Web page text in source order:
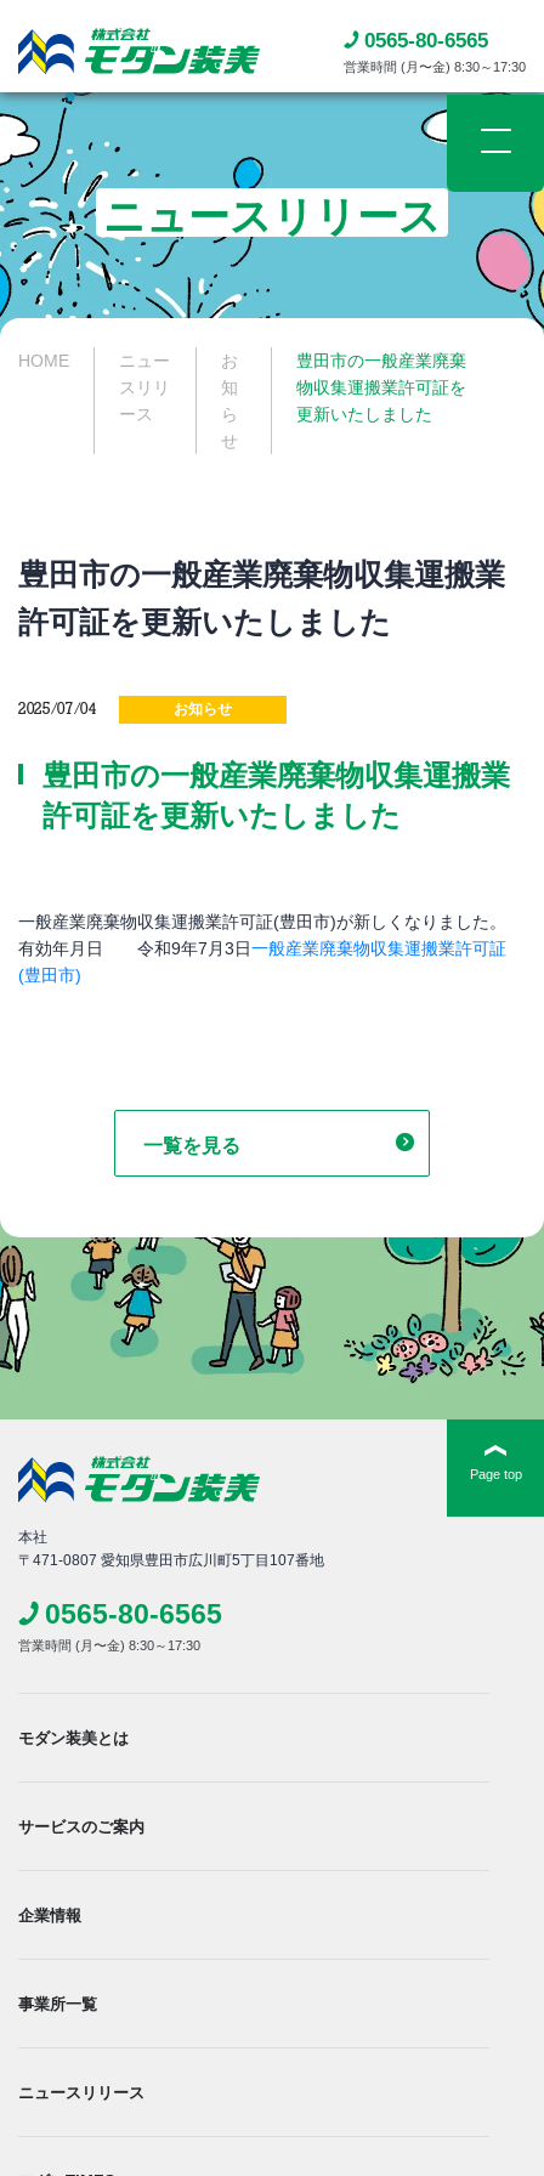
0565-80-6565
営業時間 (月〜金) 8:30～17:30
ニュースリリース​
HOME
ニュー
スリリ
ース​
お
知
ら
せ
豊田市の一般産業廃棄
物収集運搬業許可証を
更新いたしました
豊田市の一般産業廃棄物収集運搬業
許可証を更新いたしました
2025/07/04 お知らせ
豊田市の一般産業廃棄物収集運搬業
許可証を更新いたしました
一般産業廃棄物収集運搬業許可証(豊田市)が新しくなりました。
有効年月日 令和9年7月3日一般産業廃棄物収集運搬業許可証
(豊田市)
一覧を見る
Page top
本社
〒471-0807 愛知県豊田市広川町5丁目107番地
0565-80-6565
営業時間 (月〜金) 8:30～17:30
モダン装美とは
サービスのご案内
企業情報
事業所一覧​
ニュースリリース